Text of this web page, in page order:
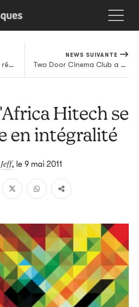
Les Smashing Pumpkins réunis comme au bon vieux temps?
NEWS SUIVANTE
Two Door Cinema Club a son application iPhone
Hitech se
en intégralité
Jeff, le 9 mai 2011